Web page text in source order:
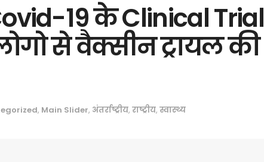
19 के Clinical Trial
से वैक्सीन ट्रायल की
, Main Slider, अंतर्राष्ट्रीय, राष्ट्रीय, स्वास्थ्य